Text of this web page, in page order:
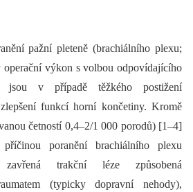
pažní pleteně (brachiálního plexu;
operační výkon s volbou odpovídajícího
jsou v případě těžkého postižení
funkcí horní končetiny. Kromě
četností 0,4–2/1 000 porodů) [1–4]
poranění brachiálního plexu
zavřená trakční léze způsobená
(typicky dopravní nehody),